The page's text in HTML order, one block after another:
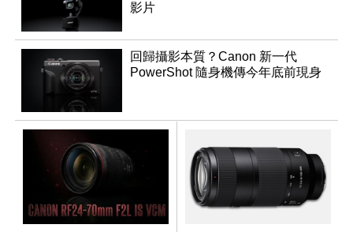
影片
回歸攝影本質？Canon 新一代
PowerShot 隨身機傳今年底前現身